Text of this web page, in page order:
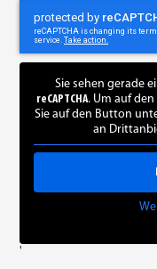
Sie sehen gerade
reCAPTCHA. Um auf
Sie auf den Button
an
'